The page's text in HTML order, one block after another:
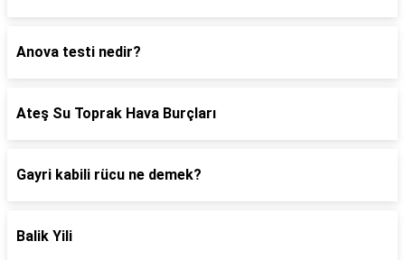
Anova testi nedir?
Ateş Su Toprak Hava Burçları
Gayri kabili rücu ne demek?
Balik Yili